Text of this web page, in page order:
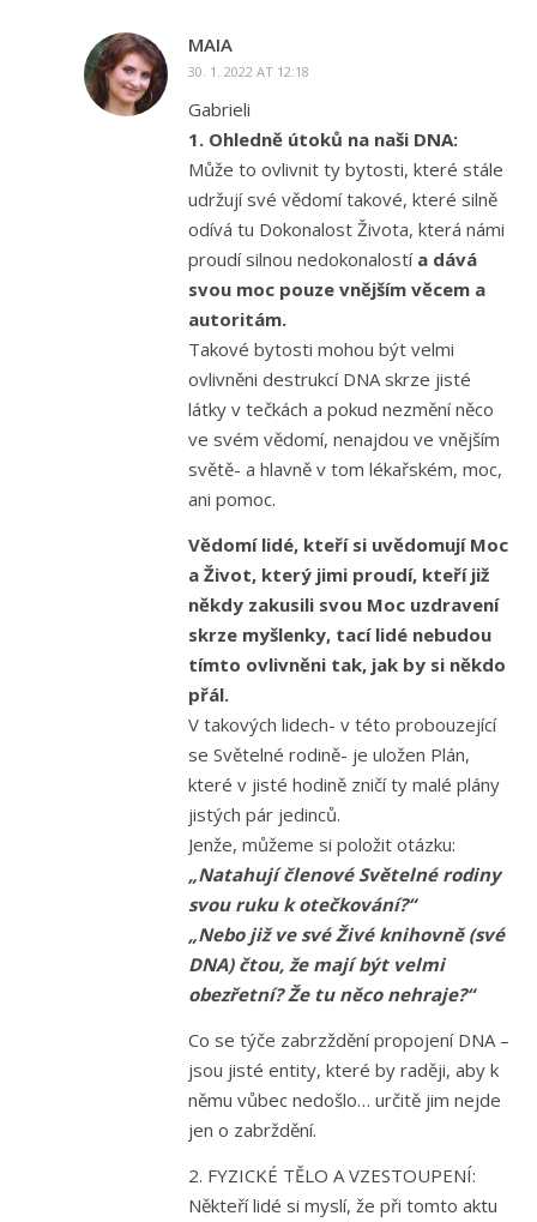
MAIA
30. 1. 2022 AT 12:18
Gabrieli
1. Ohledně útoků na naši DNA:
Může to ovlivnit ty bytosti, které stále
udržují své vědomí takové, které silně
odívá tu Dokonalost Života, která námi
proudí silnou nedokonalostí a dává
svou moc pouze vnějším věcem a
autoritám.
Takové bytosti mohou být velmi
ovlivněni destrukcí DNA skrze jisté
látky v tečkách a pokud nezmění něco
ve svém vědomí, nenajdou ve vnějším
světě- a hlavně v tom lékařském, moc,
ani pomoc.
Vědomí lidé, kteří si uvědomují Moc
a Život, který jimi proudí, kteří již
někdy zakusili svou Moc uzdravení
skrze myšlenky, tací lidé nebudou
tímto ovlivněni tak, jak by si někdo
přál.
V takových lidech- v této probouzející
se Světelné rodině- je uložen Plán,
které v jisté hodině zničí ty malé plány
jistých pár jedinců.
Jenže, můžeme si položit otázku:
„Natahují členové Světelné rodiny
svou ruku k otečkování?“
„Nebo již ve své Živé knihovně (své
DNA) čtou, že mají být velmi
obezřetní? Že tu něco nehraje?“
Co se týče zabrzždění propojení DNA –
jsou jisté entity, které by raději, aby k
němu vůbec nedošlo… určitě jim nejde
jen o zabrždění.
2. FYZICKÉ TĚLO A VZESTOUPENÍ:
Někteří lidé si myslí, že při tomto aktu